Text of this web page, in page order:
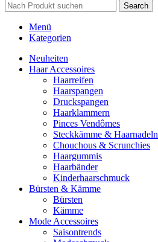
Search
Menü
Kategorien
Neuheiten
Haar Accessoires
Haarreifen
Haarspangen
Druckspangen
Haarklammern
Pinces Vendômes
Steckkämme & Haarnadeln
Chouchous & Scrunchies
Haargummis
Haarbänder
Kinderhaarschmuck
Bürsten & Kämme
Bürsten
Kämme
Mode Accessoires
Saisontrends